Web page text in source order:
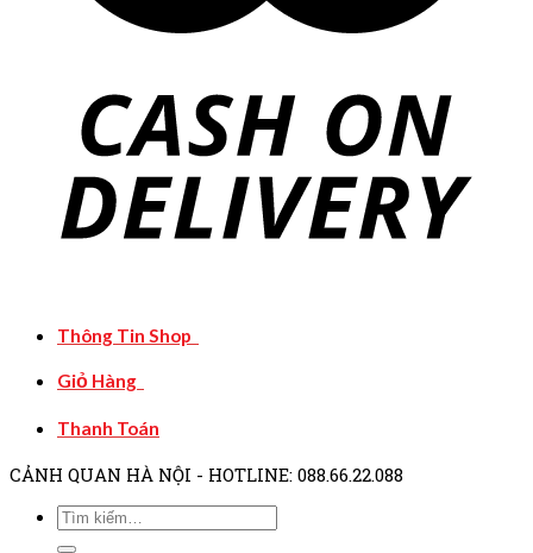
Thông Tin Shop
Giỏ Hàng
Thanh Toán
CẢNH QUAN HÀ NỘI - HOTLINE: 088.66.22.088